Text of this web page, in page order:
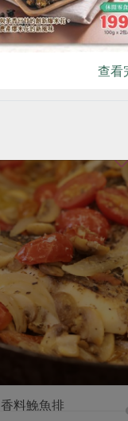
香料鮸魚排
查看